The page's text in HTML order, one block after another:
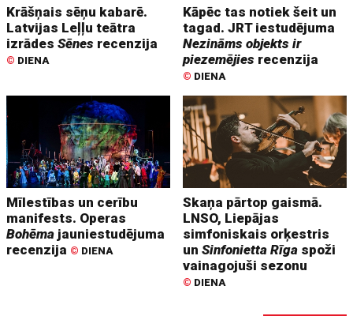
Krāšņais sēņu kabarē.
Latvijas Leļļu teātra
izrādesSēnes recenzija
© DIENA
Kāpēc tas notiek šeit un
tagad. JRT iestudējuma
Nezināms objekts ir
piezemējies recenzija
© DIENA
Mīlestības un cerību
manifests. Operas
Bohēma jauniestudējuma
recenzija © DIENA
Skaņa pārtop gaismā.
LNSO, Liepājas
simfoniskais orķestris
unSinfonietta Rīga spoži
vainagojuši sezonu
© DIENA